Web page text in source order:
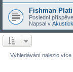
Fishman
Poslední
Napsal v
Vyhledávání nalezlo více